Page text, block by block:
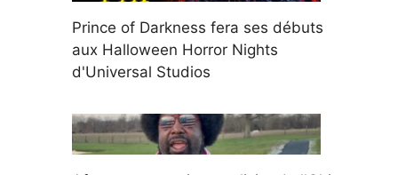
Prince of Darkness fera ses débuts
aux Halloween Horror Nights
d'Universal Studios